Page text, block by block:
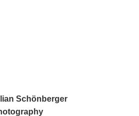
Schönberger